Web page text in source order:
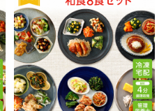
フーズ 自宅療養 おいしい 美味
しい リモートワーク 在宅勤務
ご飯 介護食